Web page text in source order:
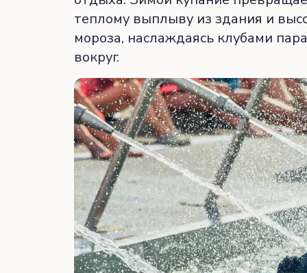
теплому выплыву из здания и
мороза, наслаждаясь клубами
вокруг.